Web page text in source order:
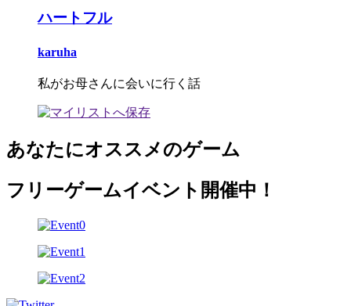
ハートフル
karuha
私がお母さんに会いに行く話
あなたにオススメのゲーム
フリーゲームイベント開催中！